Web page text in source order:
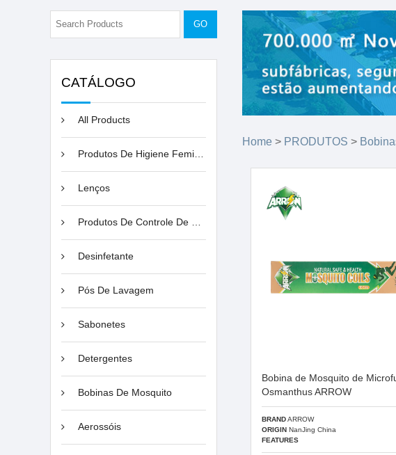
GO
CATÁLOGO
All Products
Produtos De Higiene Feminina
Lenços
Produtos De Controle De Pragas
Desinfetante
Pós De Lavagem
Sabonetes
Detergentes
Bobinas De Mosquito
Aerossóis
Home > PRODUTOS >
Bobina de Mosquito de
Osmanthus ARROW
BRANDARROW
ORIGIN NanJing China
FEATURES